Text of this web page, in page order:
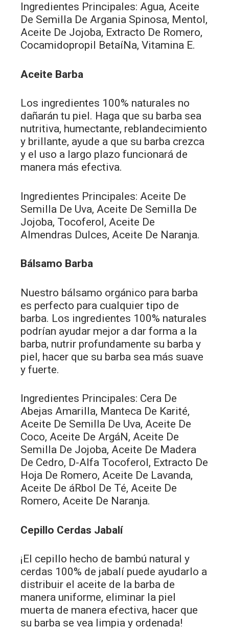
Ingredientes Principales: Agua, Aceite
De Semilla De Argania Spinosa, Mentol,
Aceite De Jojoba, Extracto De Romero,
Cocamidopropil BetaíNa, Vitamina E.
Aceite Barba
Los ingredientes 100% naturales no
dañarán tu piel. Haga que su barba sea
nutritiva, humectante, reblandecimiento
y brillante, ayude a que su barba crezca
y el uso a largo plazo funcionará de
manera más efectiva.
Ingredientes Principales: Aceite De
Semilla De Uva, Aceite De Semilla De
Jojoba, Tocoferol, Aceite De
Almendras Dulces, Aceite De Naranja.
Bálsamo Barba
Nuestro bálsamo orgánico para barba
es perfecto para cualquier tipo de
barba. Los ingredientes 100% naturales
podrían ayudar mejor a dar forma a la
barba, nutrir profundamente su barba y
piel, hacer que su barba sea más suave
y fuerte.
Ingredientes Principales: Cera De
Abejas Amarilla, Manteca De Karité,
Aceite De Semilla De Uva, Aceite De
Coco, Aceite De ArgáN, Aceite De
Semilla De Jojoba, Aceite De Madera
De Cedro, D-Alfa Tocoferol, Extracto De
Hoja De Romero, Aceite De Lavanda,
Aceite De áRbol De Té, Aceite De
Romero, Aceite De Naranja.
Cepillo Cerdas Jabalí
¡El cepillo hecho de bambú natural y
cerdas 100% de jabalí puede ayudarlo a
distribuir el aceite de la barba de
manera uniforme, eliminar la piel
muerta de manera efectiva, hacer que
su barba se vea limpia y ordenada!